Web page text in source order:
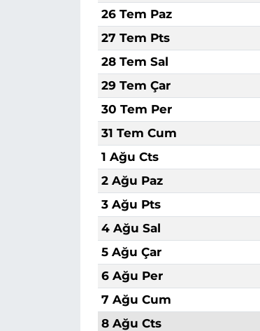
26 Tem Paz
27 Tem Pts
28 Tem Sal
29 Tem Çar
30 Tem Per
31 Tem Cum
1 Ağu Cts
2 Ağu Paz
3 Ağu Pts
4 Ağu Sal
5 Ağu Çar
6 Ağu Per
7 Ağu Cum
8 Ağu Cts